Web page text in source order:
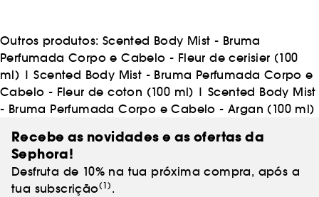
Outros produtos: Scented Body Mist - Bruma
Perfumada Corpo e Cabelo - Fleur de cerisier (100
ml) |Scented Body Mist - Bruma Perfumada Corpo e
Cabelo - Fleur de coton (100 ml) |Scented Body Mist
- Bruma Perfumada Corpo e Cabelo - Argan (100 ml)
Recebe as novidades e as ofertas da
Sephora!
Desfruta de 10% na tua próxima compra, após a
tua subscrição(1) .